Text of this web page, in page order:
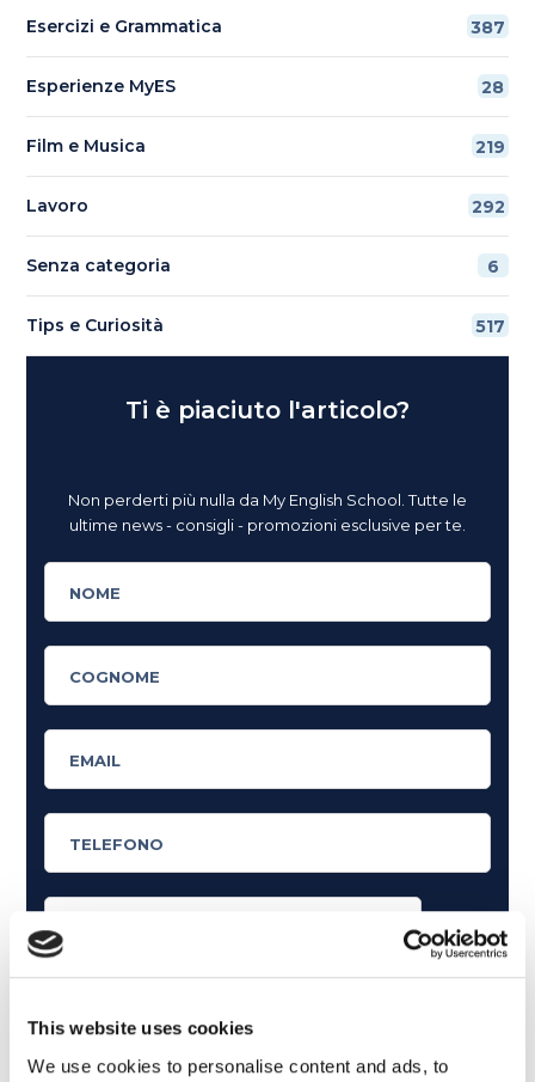
This website uses cookies
We use cookies to personalise content and ads, to
Esercizi e Grammatica 387
Esperienze MyES 28
Film e Musica 219
Lavoro 292
Senza categoria 6
Tips e Curiosità 517
Ti è piaciuto l'articolo?
Non perderti più nulla da My English School. Tutte le
ultime news - consigli - promozioni esclusive per te.
Articoli dedicati alla grammatica inglese
Articoli dedicati a inglese nel mondo del lavoro